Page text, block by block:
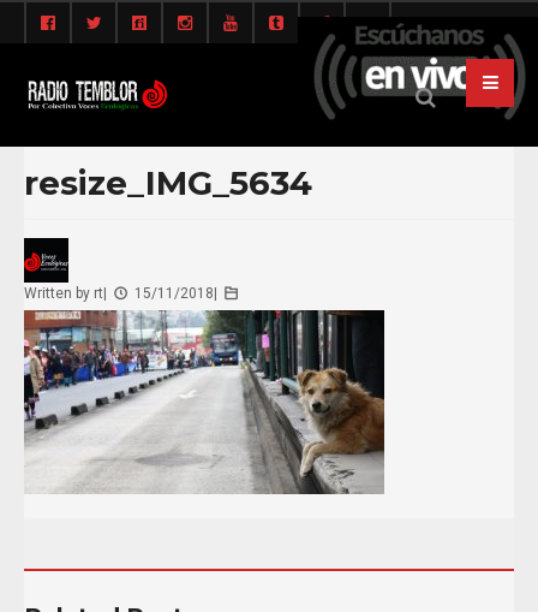
resize_IMG_5634
Written by rt 15/11/2018